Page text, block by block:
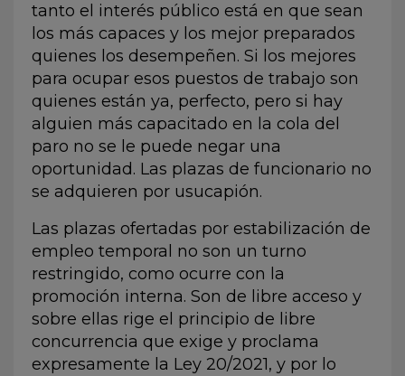
tanto el interés público está en que sean
los más capaces y los mejor preparados
quienes los desempeñen. Si los mejores
para ocupar esos puestos de trabajo son
quienes están ya, perfecto, pero si hay
alguien más capacitado en la cola del
paro no se le puede negar una
oportunidad. Las plazas de funcionario no
se adquieren por usucapión.
Las plazas ofertadas por estabilización de
empleo temporal no son un turno
restringido, como ocurre con la
promoción interna. Son de libre acceso y
sobre ellas rige el principio de libre
concurrencia que exige y proclama
expresamente la Ley 20/2021, y por lo